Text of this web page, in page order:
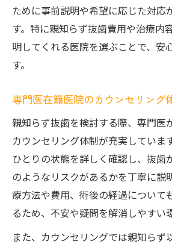
ために事前説明や希望に応じた対応
す。特に親知らず抜歯費用や治療内
明してくれる医院を選ぶことで、安
す。
専門医在籍医院のカウンセリング
親知らず抜歯を検討する際、専門医
カウンセリング体制が充実していま
ひとりの状態を詳しく確認し、抜歯
のようなリスクがあるかを丁寧に説
療方法や費用、術後の経過について
るため、不安や疑問を解消しやすい
また、カウンセリングでは親知らず